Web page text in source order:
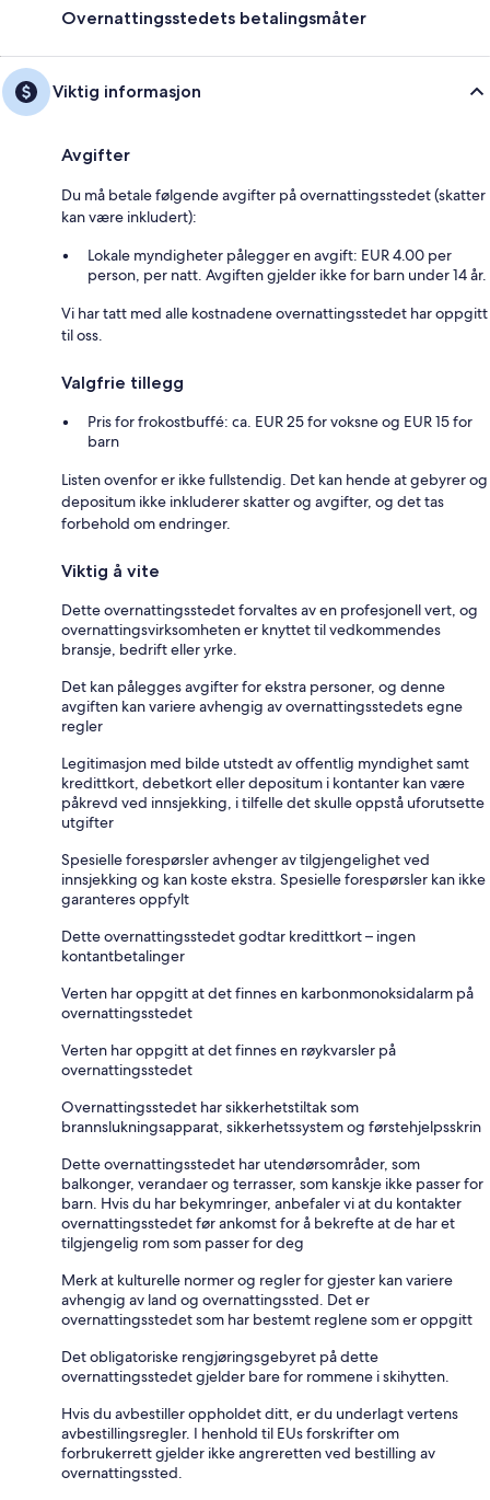
Overnattingsstedets betalingsmåter
Viktig informasjon
Avgifter
Du må betale følgende avgifter på overnattingsstedet (skatter
kan være inkludert):
Lokale myndigheter pålegger en avgift: EUR 4.00 per
person, per natt. Avgiften gjelder ikke for barn under 14 år.
Vi har tatt med alle kostnadene overnattingsstedet har oppgitt
til oss.
Valgfrie tillegg
Pris for frokostbuffé: ca. EUR 25 for voksne og EUR 15 for
barn
Listen ovenfor er ikke fullstendig. Det kan hende at gebyrer og
depositum ikke inkluderer skatter og avgifter, og det tas
forbehold om endringer.
Viktig å vite
Dette overnattingsstedet forvaltes av en profesjonell vert, og
overnattingsvirksomheten er knyttet til vedkommendes
bransje, bedrift eller yrke.
Det kan pålegges avgifter for ekstra personer, og denne
avgiften kan variere avhengig av overnattingsstedets egne
regler
Legitimasjon med bilde utstedt av offentlig myndighet samt
kredittkort, debetkort eller depositum i kontanter kan være
påkrevd ved innsjekking, i tilfelle det skulle oppstå uforutsette
utgifter
Spesielle forespørsler avhenger av tilgjengelighet ved
innsjekking og kan koste ekstra. Spesielle forespørsler kan ikke
garanteres oppfylt
Dette overnattingsstedet godtar kredittkort – ingen
kontantbetalinger
Verten har oppgitt at det finnes en karbonmonoksidalarm på
overnattingsstedet
Verten har oppgitt at det finnes en røykvarsler på
overnattingsstedet
Overnattingsstedet har sikkerhetstiltak som
brannslukningsapparat, sikkerhetssystem og førstehjelpsskrin
Dette overnattingsstedet har utendørsområder, som
balkonger, verandaer og terrasser, som kanskje ikke passer for
barn. Hvis du har bekymringer, anbefaler vi at du kontakter
overnattingsstedet før ankomst for å bekrefte at de har et
tilgjengelig rom som passer for deg
Merk at kulturelle normer og regler for gjester kan variere
avhengig av land og overnattingssted. Det er
overnattingsstedet som har bestemt reglene som er oppgitt
Det obligatoriske rengjøringsgebyret på dette
overnattingsstedet gjelder bare for rommene i skihytten.
Hvis du avbestiller oppholdet ditt, er du underlagt vertens
avbestillingsregler. I henhold til EUs forskrifter om
forbrukerrett gjelder ikke angreretten ved bestilling av
overnattingssted.